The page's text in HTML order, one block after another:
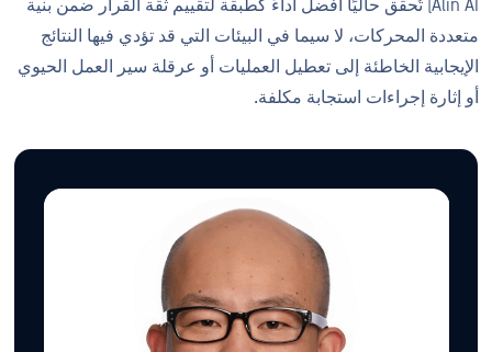
Alin AI) تُحقق حاليًا أفضل أداءً كطبقة لتقييم ثقة القرار ضمن بنية
متعددة المحركات، لا سيما في البيئات التي قد تؤدي فيها النتائج
الإيجابية الخاطئة إلى تعطيل العمليات أو عرقلة سير العمل الحيوي
أو إثارة إجراءات استجابة مكلفة.